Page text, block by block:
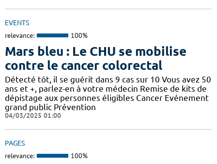
EVENTS
relevance: 100%
Mars bleu : Le CHU se mobilise
contre le cancer colorectal
Détecté tôt, il se guérit dans 9 cas sur 10 Vous avez 50
ans et +, parlez-en à votre médecin Remise de kits de
dépistage aux personnes éligibles Cancer Evénement
grand public Prévention
04/03/2025 01:00
PAGES
relevance: 100%